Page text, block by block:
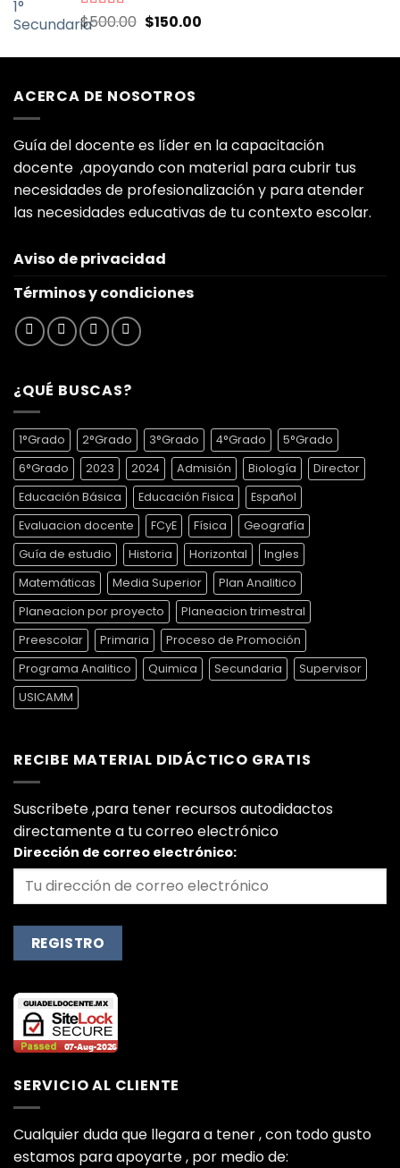
Valorado
con
$500.00 El
original
$500.00.
$150.00El
actual
ACERCA DE NOSOTROS
Guía del docente es líder en la capacitación
docente ,apoyando con material para cubrir tus
necesidades de profesionalización y para atender
las necesidades educativas de tu contexto escolar.
Aviso de privacidad
Términos y condiciones
¿QUÉ BUSCAS?
1°Grado 2°Grado 3°Grado 4°Grado
5°Grado
6°Grado
2023 2024 Admisión Biología
Director
Educación Básica
Educación Fisica
Español
Evaluacion docente
FCyE Física
Geografía
Guía de estudio
Historia Horizontal
Ingles
Matemáticas
Media Superior
Plan Analitico
Planeacion por proyecto
Planeacion trimestral
Preescolar
Primaria
Proceso de Promoción
Programa Analitico
Quimica Secundaria
Supervisor
USICAMM
RECIBE MATERIAL DIDÁCTICO GRATIS
Suscribete ,para tener recursos autodidactos
directamente a tu correo electrónico
Dirección de correo electrónico:
SERVICIO AL CLIENTE
Cualquier duda que llegara a tener , con todo gusto
estamos para apoyarte , por medio de: